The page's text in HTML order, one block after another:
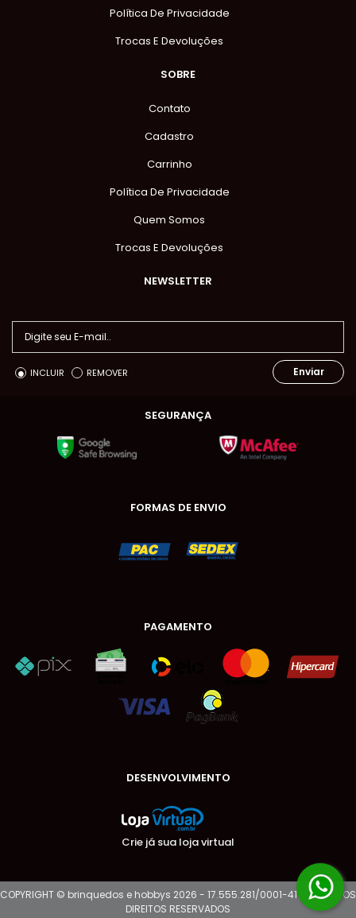
Política De Privacidade
Trocas E Devoluções
SOBRE
Contato
Cadastro
Carrinho
Política De Privacidade
Quem Somos
Trocas E Devoluções
NEWSLETTER
INCLUIR REMOVER Enviar
SEGURANÇA
FORMAS DE ENVIO
PAGAMENTO
DESENVOLVIMENTO
Crie já sua loja virtual
COPYRIGHT © brinquedos e hobbys 2026 - 17.555.281/0001-41 - TODOS OS
DIREITOS RESERVADOS